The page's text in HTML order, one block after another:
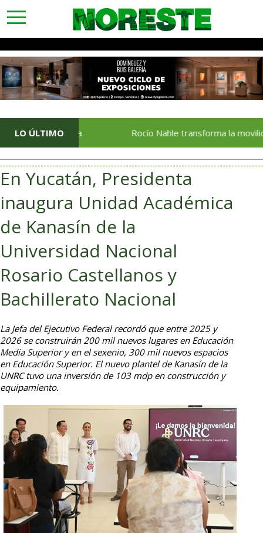
toggle
navigation
LO ÚLTIMO Rocío Nahle transforma la movilidad del
En Yucatán, Presidenta
inaugura Unidad Académica
de Kanasín de la
Universidad Nacional
Rosario Castellanos y
Bachillerato Nacional
La Jefa del Ejecutivo Federal recordó que entre 2025 y
2026 se construirán 200 mil nuevos lugares en Educación
Media Superior y en el sexenio, 300 mil nuevos espacios
en Educación Superior. El nuevo plantel de Kanasín de la
UNRC tuvo una inversión de 103 mdp en construcción y
equipamiento.